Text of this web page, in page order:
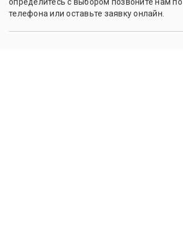
определитесь с выбором позвоните нам
телефона или оставьте заявку онлайн.